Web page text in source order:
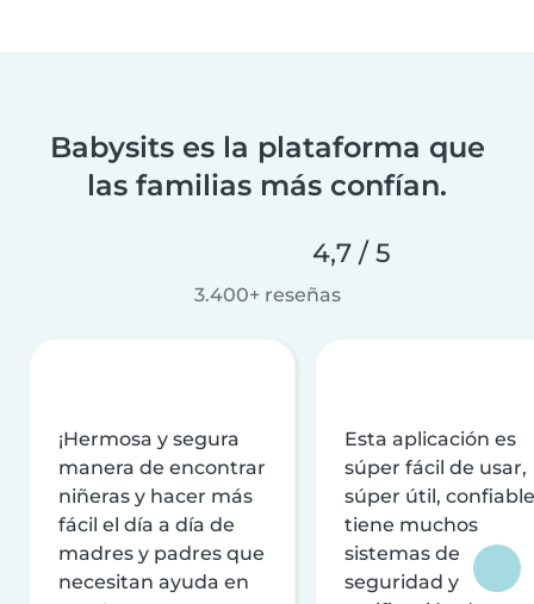
Babysits es la plataforma que
las familias más confían.
4,7 / 5
3.400+ reseñas
¡Hermosa y segura
manera de encontrar
niñeras y hacer más
fácil el día a día de
madres y padres que
necesitan ayuda en
Esta aplicación es
súper fácil de usar,
súper útil,
tiene muchos
sistemas de
seguridad y